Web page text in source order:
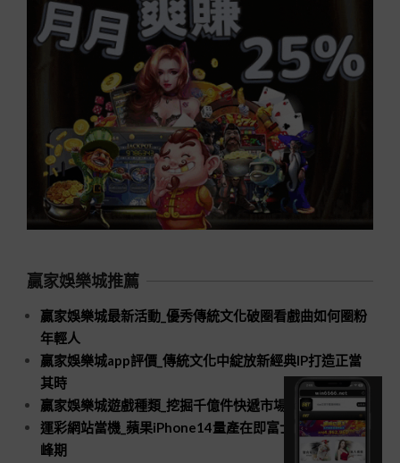
贏家娛樂城推薦
贏家娛樂城最新活動_優秀傳統文化破圈看戲曲如何圈粉
年輕人
贏家娛樂城app評價_傳統文化中綻放新經典IP打造正當
其時
贏家娛樂城遊戲種類_挖掘千億件快遞市場新空間
運彩網站當機_蘋果iPhone14量產在即富士康招工進入高
峰期